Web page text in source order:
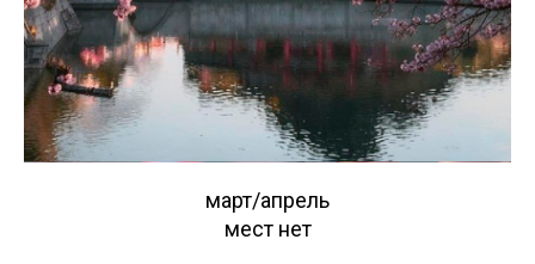
март/апрель
мест нет